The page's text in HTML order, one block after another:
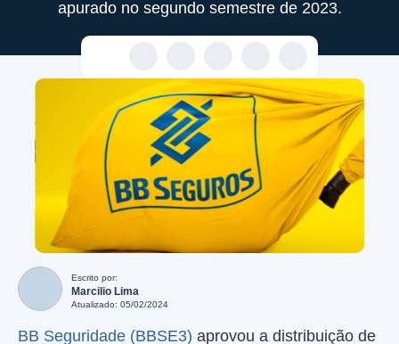
apurado no segundo semestre de 2023.
Escrito por:
Marcilio Lima
Atualizado: 05/02/2024
BB Seguridade (BBSE3) aprovou a distribuição de